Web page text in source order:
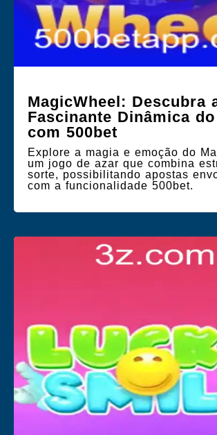
MagicWheel: Descubra
Fascinante Dinâmica
com 500bet
Explore a magia e emoção do
um jogo de azar que combina
sorte, possibilitando apostas
com a funcionalidade 500bet.